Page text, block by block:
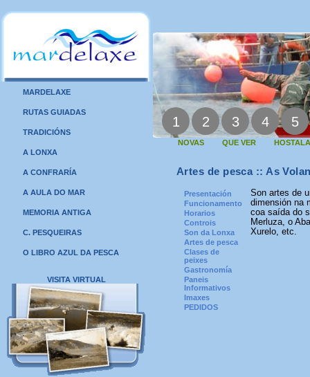
MARDELAXE
RUTAS GUIADAS
TRADICIÓNS
A LONXA
A CONFRARÍA
A AULA DO MAR
MEMORIA ANTIGA
C. PESQUEIRAS
O LIBRO AZUL DA PESCA
VISITA VIRTUAL
1 2 3 4 5
NOVAS QUE VER
Artes de pesca :: As
Presentación
Funcionamento
Horarios
Controis
Son da Lonxa
Artes de pesca
Clases de
peixes
Gastronomía
Paneis
Informativos
Imaxes
PEDIDOS
Son artes de
dimensión na
coa saída do
Merluza, o
Xurelo, etc.